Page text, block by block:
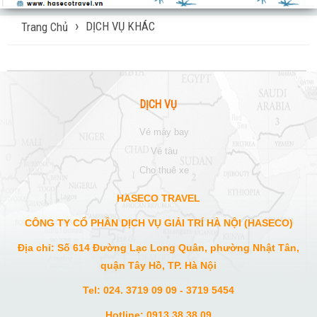
Trang Chủ DỊCH VỤ KHÁC
DỊCH VỤ
vé máy bay
vé tàu
cho thuê xe
HASECO TRAVEL
CÔNG TY CỔ PHẦN DỊCH VỤ GIẢI TRÍ HÀ NỘI (HASECO)
Địa chỉ: Số 614 Đường Lạc Long Quân, phường Nhật Tân,
quận Tây Hồ, TP. Hà Nội
Tel: 024. 3719 09 09 - 3719 5454
Hotline: 0913 38 38 09